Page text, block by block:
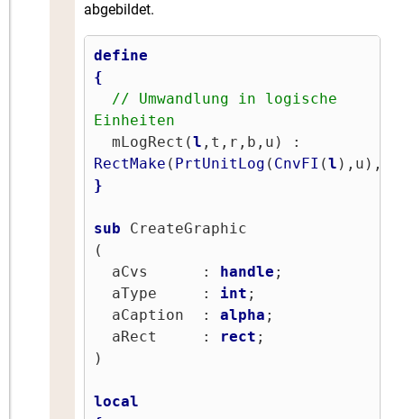
abgebildet.
define
{
// Umwandlung in logische
Einheiten
  mLogRect(
l
RectMake ( PrtUnitLog ( CnvFI (l ),u),
}
sub CreateGraphic
(
  aCvs      :
handle ;
  aType     :
int ;
  aCaption  :
alpha ;
  aRect     :
rect ;
)
local